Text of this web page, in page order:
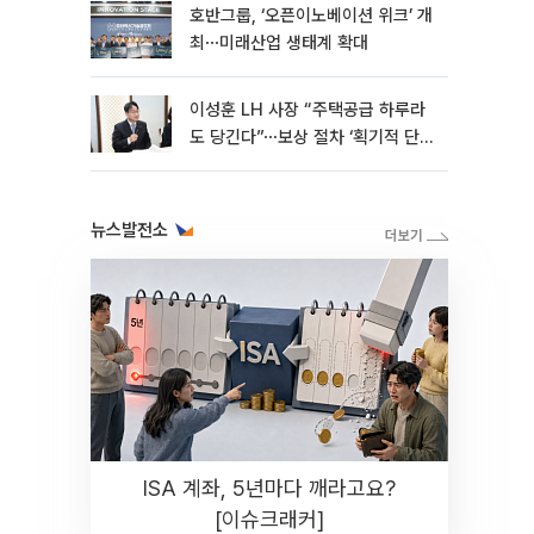
호반그룹, ‘오픈이노베이션 위크’ 개
최⋯미래산업 생태계 확대
이성훈 LH 사장 “주택공급 하루라
도 당긴다”⋯보상 절차 ‘획기적 단
뉴스발전소
ISA 계좌, 5년마다 깨라고요?
[이슈크래커]